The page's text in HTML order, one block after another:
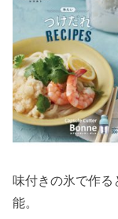
味付きの氷で作
能。